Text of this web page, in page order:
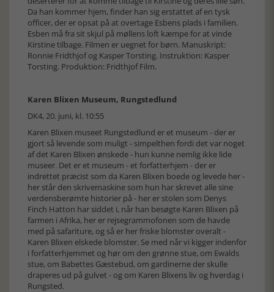
Da han kommer hjem, finder han sig erstattet af en tysk
officer, der er opsat på at overtage Esbens plads i familien.
Esben må fra sit skjul på møllens loft kæmpe for at vinde
Kirstine tilbage. Filmen er uegnet for børn. Manuskript:
Ronnie Fridthjof og Kasper Torsting. Instruktion: Kasper
Torsting. Produktion: Fridthjof Film.
Karen Blixen Museum, Rungstedlund
DK4, 20. juni, kl. 10:55
Karen Blixen museet Rungstedlund er et museum - der er
gjort så levende som muligt - simpelthen fordi det var noget
af det Karen Blixen ønskede - hun kunne nemlig ikke lide
museer. Det er et museum - et forfatterhjem - der er
indrettet præcist som da Karen Blixen boede og levede her -
her står den skrivemaskine som hun har skrevet alle sine
verdensberømte historier på - her er stolen som Denys
Finch Hatton har siddet i, når han besøgte Karen Blixen på
farmen i Afrika, her er rejsegrammofonen som de havde
med på safariture, og så er her friske blomster overalt -
Karen Blixen elskede blomster. Se med når vi kigger indenfor
i forfatterhjemmet og hør om den grønne stue, om Ewalds
stue, om Babettes Gæstebud, om gardinerne der skulle
draperes ud på gulvet - og om Karen Blixens liv og hverdag i
Rungsted.